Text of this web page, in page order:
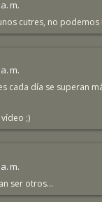
m.
cutres, no
m.
cada día se superan
;)
m.
ser otros...